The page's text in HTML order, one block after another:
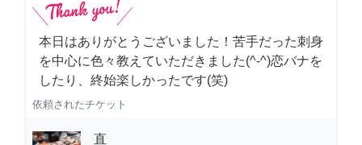
本日はありがとうございました！苦手だった刺身
を中心に色々教えていただきました(^-^)恋バナを
したり、終始楽しかったです(笑)
依頼されたチケット
直